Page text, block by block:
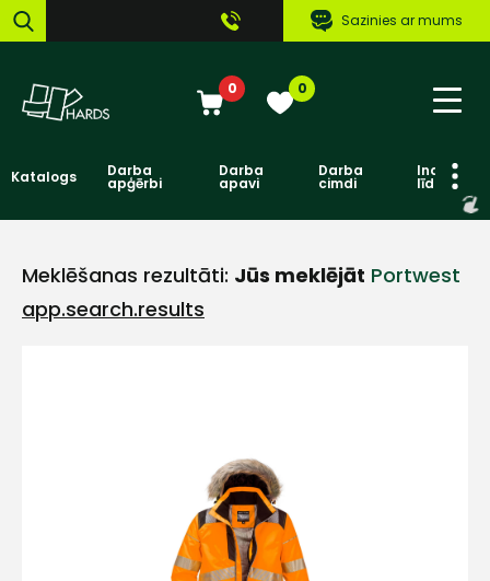
Sazinies ar mums
0 0
Katalogs Darba
apģērbi
Darba
apavi
Darba
cimdi līdzekļi
Meklēšanas rezultāti: Jūs meklējāt Portwest
app.search.results